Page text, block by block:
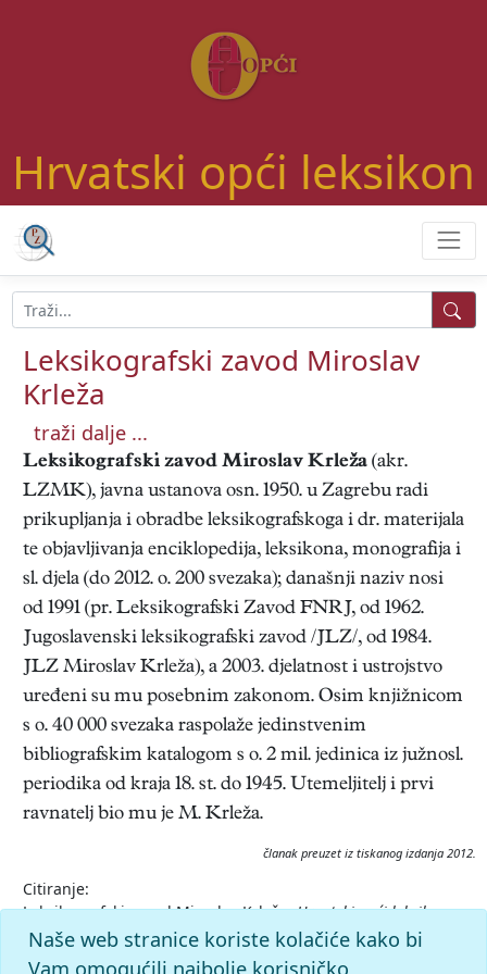
Hrvatski opći leksikon
Leksikografski zavod Miroslav
Krleža
traži dalje ...
Leksikografski zavod Miroslav Krleža (akr.
LZMK), javna ustanova osn. 1950. u Zagrebu radi
prikupljanja i obradbe leksikografskoga i dr. materijala
te objavljivanja enciklopedija, leksikona, monografija i
sl. djela (do 2012. o. 200 svezaka); današnji naziv nosi
od 1991 (pr. Leksikografski Zavod FNRJ, od 1962.
Jugoslavenski leksikografski zavod /JLZ/, od 1984.
JLZ Miroslav Krleža), a 2003. djelatnost i ustrojstvo
uređeni su mu posebnim zakonom. Osim knjižnicom
s o. 40 000 svezaka raspolaže jedinstvenim
bibliografskim katalogom s o. 2 mil. jedinica iz južnosl.
periodika od kraja 18. st. do 1945. Utemeljitelj i prvi
ravnatelj bio mu je M. Krleža.
članak preuzet iz tiskanog izdanja 2012.
Citiranje:
Leksikografski zavod Miroslav Krleža.Hrvatski opći leksikon
(2012), mrežno izdanje.Leksikografski zavod Miroslav Krleža,
2026. Pristupljeno 6.8.2026.
Naše web stranice koriste kolačiće kako bi
Vam omogućili najbolje korisničko